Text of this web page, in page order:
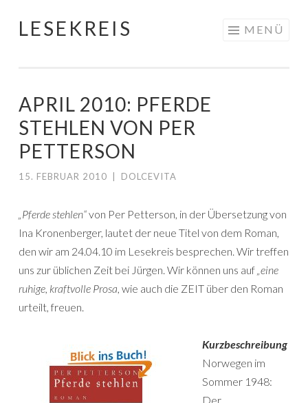
Springe
LESEKREIS MENÜ
APRIL 2010: PFERDE
STEHLEN VON PER
PETTERSON
15. FEBRUAR 2010 DOLCEVITA
„Pferde stehlen“von Per Petterson, in der Übersetzung von
Ina Kronenberger, lautet der neue Titel von dem Roman,
den wir am 24.04.10 im Lesekreis besprechen. Wir treffen
uns zur üblichen Zeit bei Jürgen. Wir können uns auf„eine
ruhige, kraftvolle Prosa, wie auch die ZEIT über den Roman
urteilt, freuen.
Kurzbeschreibung
Norwegen im
Sommer 1948:
Der